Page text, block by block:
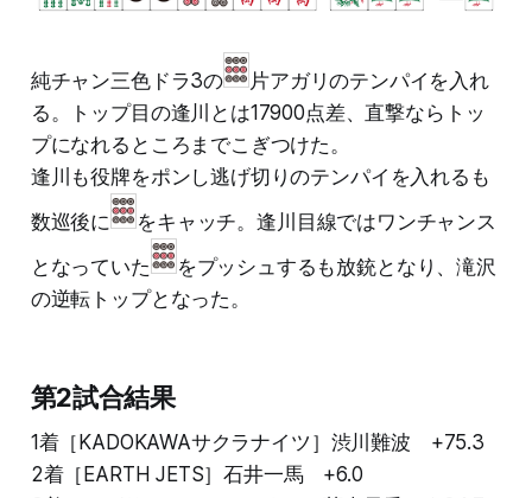
純チャン三色ドラ3の
片アガリのテンパイを入れ
る。トップ目の逢川とは17900点差、直撃ならトッ
プになれるところまでこぎつけた。
逢川も役牌をポンし逃げ切りのテンパイを入れるも
数巡後に
をキャッチ。逢川目線ではワンチャンス
となっていた
をプッシュするも放銃となり、滝沢
の逆転トップとなった。
第2試合結果
1着［KADOKAWAサクラナイツ］渋川難波 +75.3
2着［EARTH JETS］石井一馬 +6.0